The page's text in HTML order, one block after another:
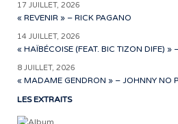
17 JUILLET, 2026
« REVENIR » – RICK PAGANO
14 JUILLET, 2026
« HAÏBÉCOISE (FEAT. BIC TIZON DIFE) »
8 JUILLET, 2026
« MADAME GENDRON » – JOHNNY NO
LES EXTRAITS